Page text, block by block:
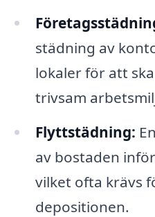
städning av
lokaler för att
trivsam
Flyttstädning:
av bostaden
vilket ofta krävs
depositionen.